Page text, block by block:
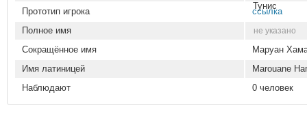
Прототип игрока
ссылка
Полное имя
не указано
Сокращённое имя
Маруан
Имя латиницей
Marouane
Наблюдают
0 человек